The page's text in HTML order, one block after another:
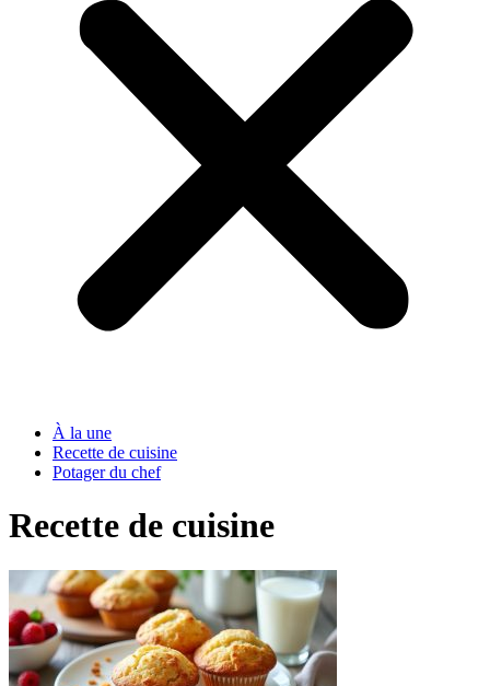
À la une
Recette de cuisine
Potager du chef
Recette de cuisine